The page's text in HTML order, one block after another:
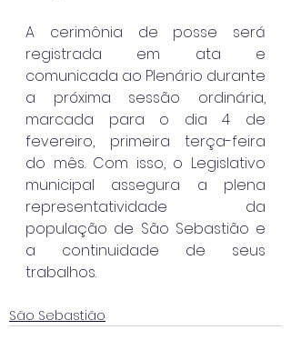
A cerimônia de posse será
registrada em ata e
comunicada ao Plenário durante
a próxima sessão ordinária,
marcada para o dia 4 de
fevereiro, primeira terça-feira
do mês. Com isso, o Legislativo
municipal assegura a plena
representatividade da
população de São Sebastião e
a continuidade de seus
trabalhos.
São Sebastião